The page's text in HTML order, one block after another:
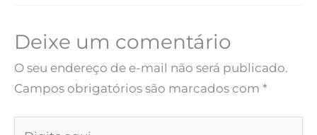
Deixe um comentário
O seu endereço de e-mail não será publicado.
Campos obrigatórios são marcados com *